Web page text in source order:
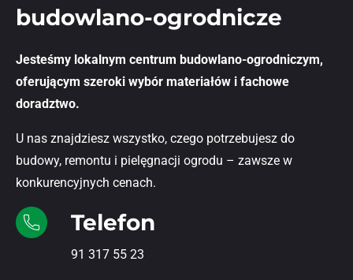
budowlano-ogrodnicze
Jesteśmy lokalnym centrum budowlano-ogrodniczym,
oferującym szeroki wybór materiałów i fachowe
doradztwo.
U nas znajdziesz wszystko, czego potrzebujesz do
budowy, remontu i pielęgnacji ogrodu – zawsze w
konkurencyjnych cenach.
Telefon
91 317 55 23